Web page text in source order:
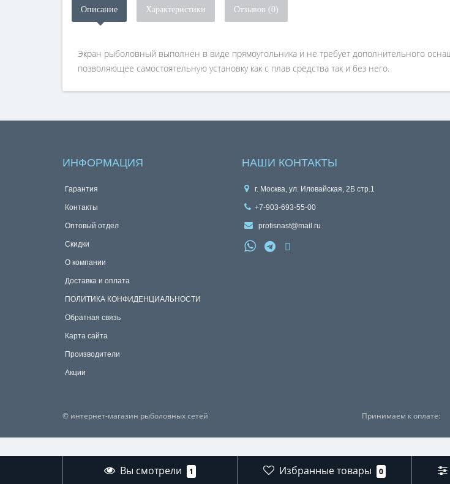
Описание Характеристики Отзывов (0)
Экран рыболовный выполнен в виде прямоугольника и не требует дополнительного
позволяющее самостоятельную установку как с плав средства так и без него.
ИНФОРМАЦИЯ
Гарантия
Контакты
Оптовый отдел
Скидки
О компании
Доставка и оплата
ПОЛИТИКА КОНФИДЕНЦИАЛЬНОСТИ
Обратная связь
Карта сайта
Производители
Акции
НАШИ КОНТАКТЫ
г. Москва, ул. Иловайская, 2Б стр.1
+7-903-693-55-00
profisnast@mail.ru
© интернет-магазин рыболовных сетей Принимаем к оплате:
Вы смотрели 1 Избранные товары 0